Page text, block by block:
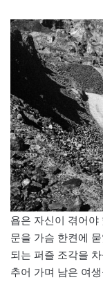
욥은 자신이 겪어야
문을 가슴 한켠에
되는 퍼즐 조각을
추어 가며 남은 여